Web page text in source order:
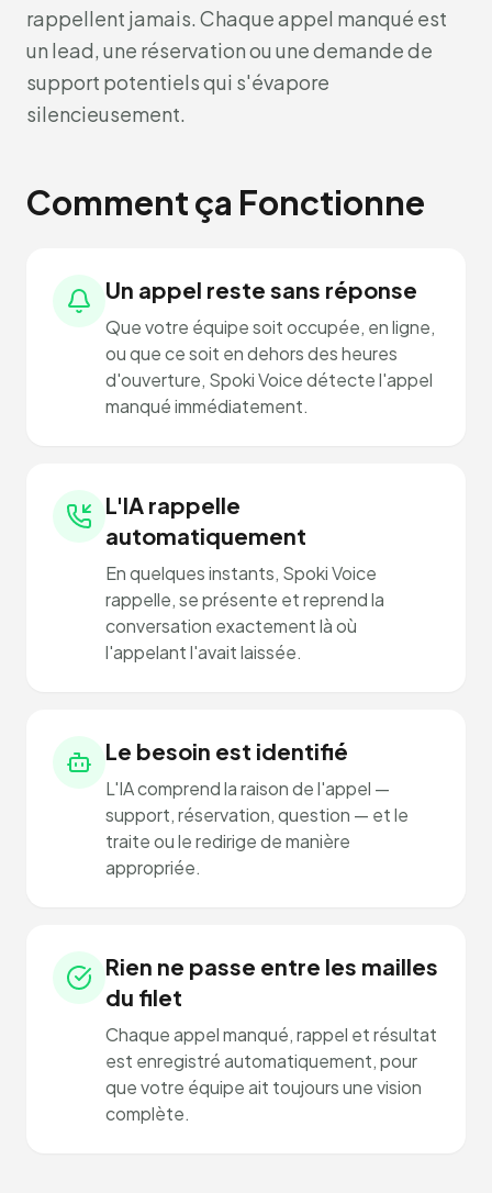
rappellent jamais. Chaque appel manqué est
un lead, une réservation ou une demande de
support potentiels qui s'évapore
silencieusement.
Comment ça Fonctionne
Un appel reste sans réponse
Que votre équipe soit occupée, en ligne,
ou que ce soit en dehors des heures
d'ouverture, Spoki Voice détecte l'appel
manqué immédiatement.
L'IA rappelle
automatiquement
En quelques instants, Spoki Voice
rappelle, se présente et reprend la
conversation exactement là où
l'appelant l'avait laissée.
Le besoin est identifié
L'IA comprend la raison de l'appel —
support, réservation, question — et le
traite ou le redirige de manière
appropriée.
Rien ne passe entre les mailles
du filet
Chaque appel manqué, rappel et résultat
est enregistré automatiquement, pour
que votre équipe ait toujours une vision
complète.